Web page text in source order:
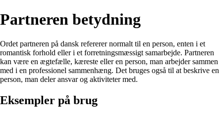
Partneren betydning
Ordet partneren på dansk refererer normalt til en person, enten i et
romantisk forhold eller i et forretningsmæssigt samarbejde. Partneren
kan være en ægtefælle, kæreste eller en person, man arbejder sammen
med i en professionel sammenhæng. Det bruges også til at beskrive en
person, man deler ansvar og aktiviteter med.
Eksempler på brug